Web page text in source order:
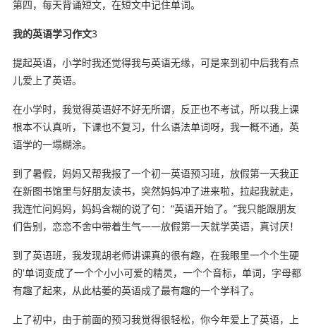
第四，每天背诵短文，在短文中记住单词。
我的英语学习作文3
提起英语，小学时我还觉得我与英语无缘，可是来到初中后我有点
儿爱上了英语。
在小学时，我觉得英语好不好无所谓，反正也不考试，所以我上课
根本不认真听，下课也不复习，什么语法单词呀，我一概不通，英
语学的一塌糊涂。
到了暑假，妈妈又帮我报了一个初一英语预习班，放假第一天我正
在新图书馆里与好朋友读书，突然妈妈冲了进来啦，拉起我就走，
我连忙问妈妈，妈妈含糊的说了句：“英语开始了。”我只能跟朋友
们告别，恋恋不舍中带着生气——放假第一天就学英语，真讨厌！
到了英语班，我发现胡老师讲课真的很有趣，在我眼里一个个生硬
的'单词变成了一个个小小可爱的精灵，一个个音标，单词，字母都
有趣了起来，从此枯萎的英语成了最有趣的一个学科了。
上了初中，由于前面的预习我觉得很轻松，你今年爱上了英语，上